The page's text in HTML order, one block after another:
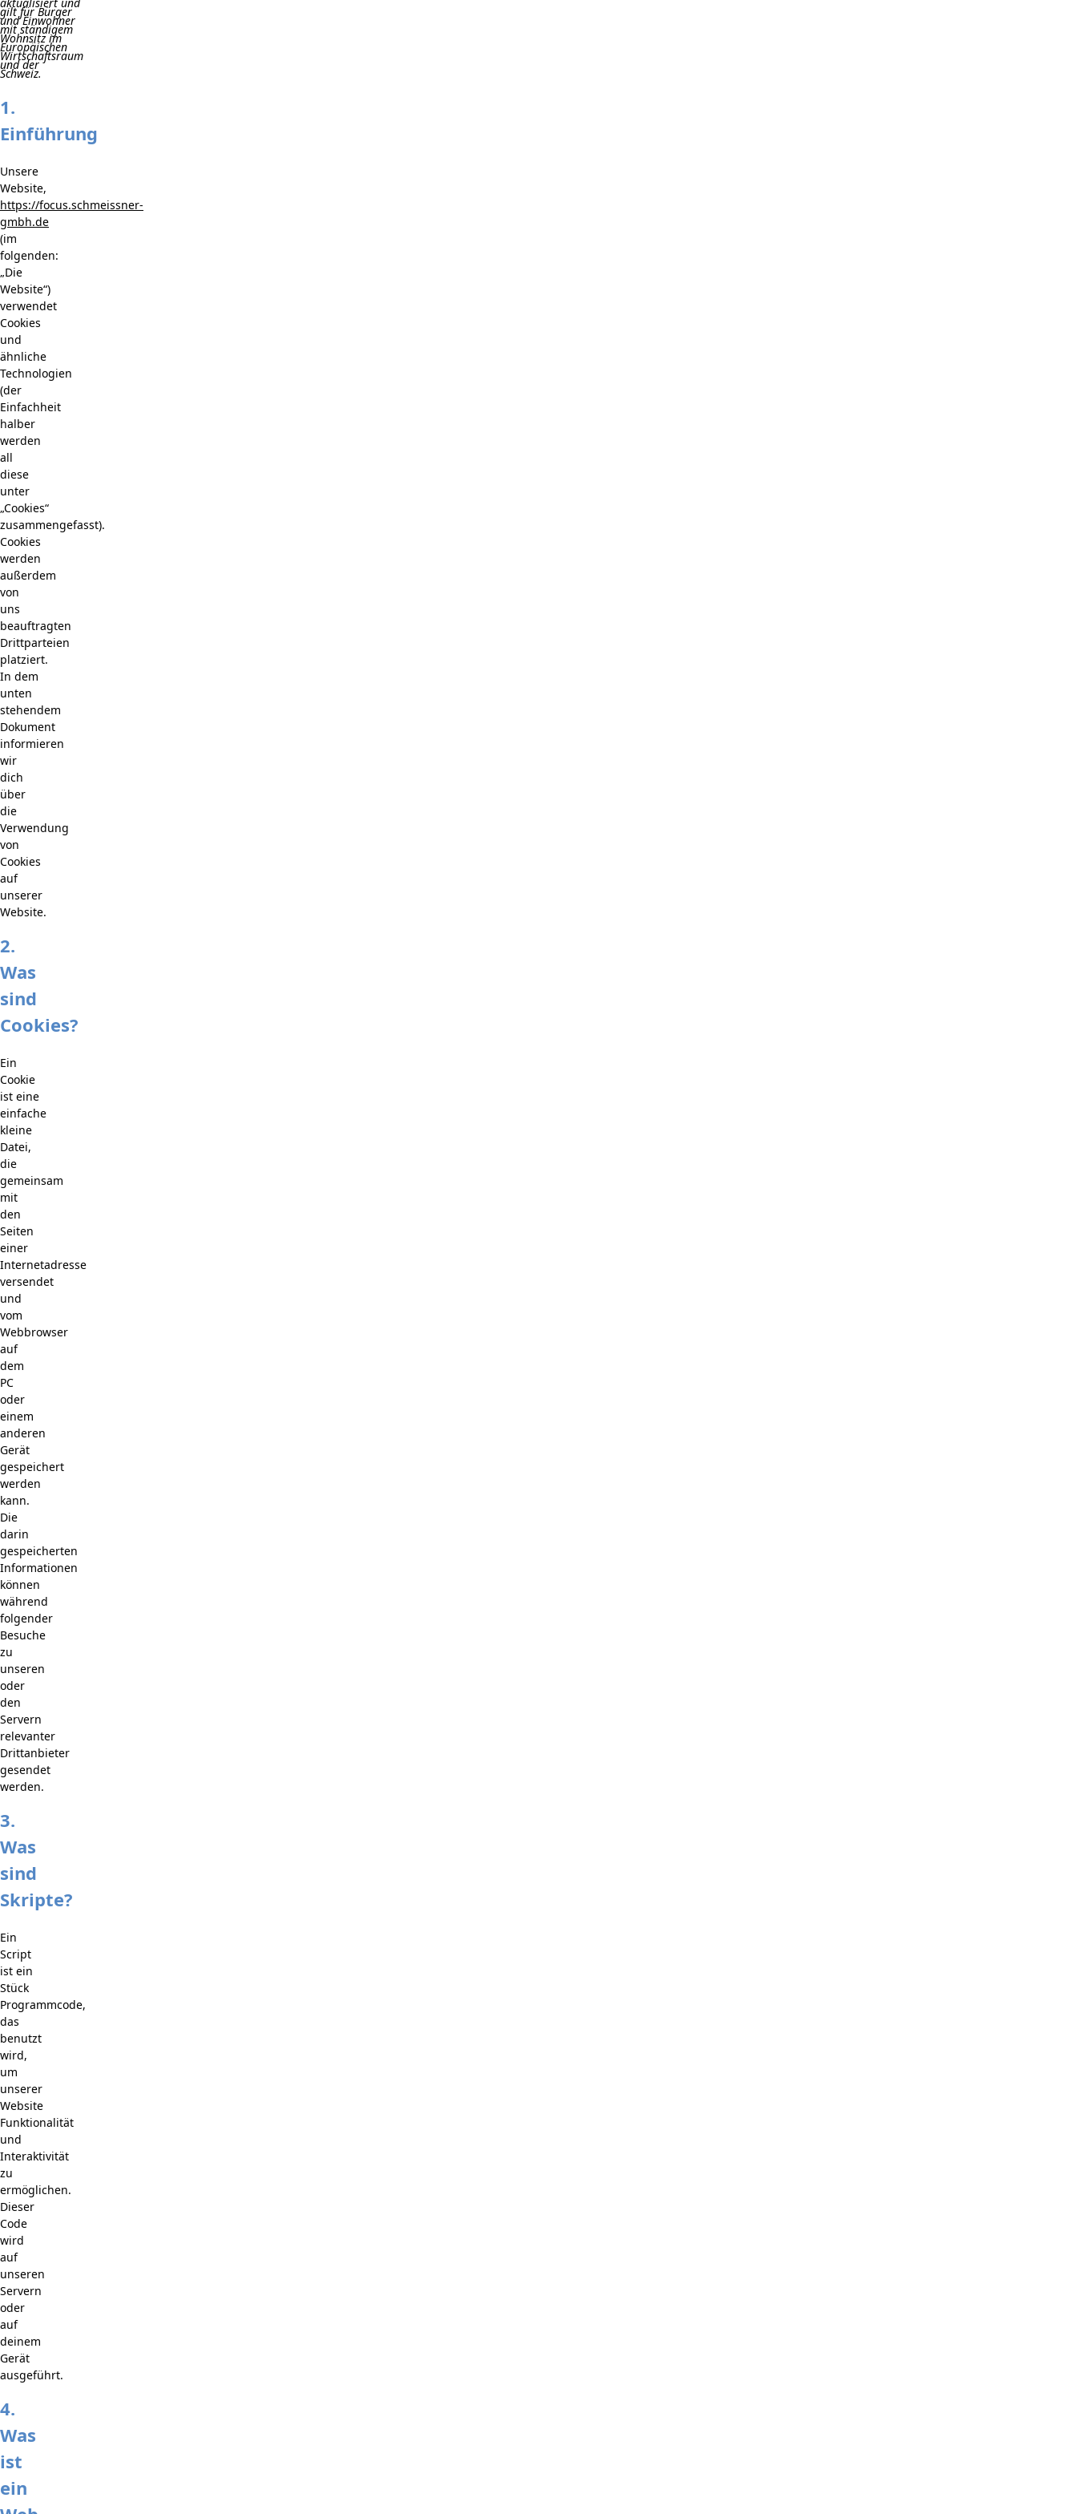
gilt für Bürger
und Einwohner
mit ständigem
Wohnsitz im
Europäischen
Wirtschaftsraum
und der
Schweiz.
1.
Einführung
Unsere
Website,
https://focus.schmeissner-
gmbh.de
(im
folgenden:
„Die
Website“)
verwendet
Cookies
und
ähnliche
Technologien
(der
Einfachheit
halber
werden
all
diese
unter
„Cookies“
zusammengefasst).
Cookies
werden
außerdem
von
uns
beauftragten
Drittparteien
platziert.
In dem
unten
stehendem
Dokument
informieren
wir
dich
über
die
Verwendung
von
Cookies
auf
unserer
Website.
2.
Was
sind
Cookies?
Ein
Cookie
ist eine
einfache
kleine
Datei,
die
gemeinsam
mit
den
Seiten
einer
Internetadresse
versendet
und
vom
Webbrowser
auf
dem
PC
oder
einem
anderen
Gerät
gespeichert
werden
kann.
Die
darin
gespeicherten
Informationen
können
während
folgender
Besuche
zu
unseren
oder
den
Servern
relevanter
Drittanbieter
gesendet
werden.
3.
Was
sind
Skripte?
Ein
Script
ist ein
Stück
Programmcode,
das
benutzt
wird,
um
unserer
Website
Funktionalität
und
Interaktivität
zu
ermöglichen.
Dieser
Code
wird
auf
unseren
Servern
oder
auf
deinem
Gerät
ausgeführt.
4.
Was
ist
ein